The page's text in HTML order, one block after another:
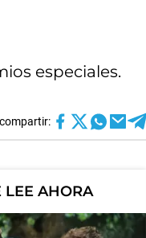
especiales.
LEE AHORA